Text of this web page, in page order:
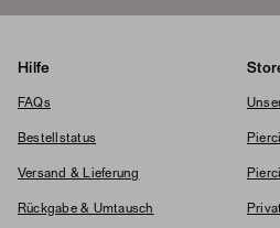
Hilfe
FAQs
Bestellstatus
Versand & Lieferung
Rückgabe & Umtausch